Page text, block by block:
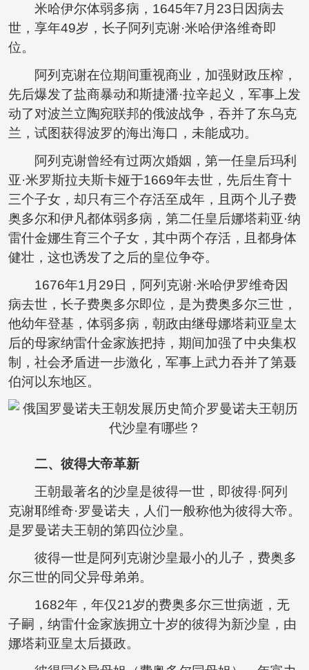
米哈伊尔体弱多病，1645年7月23日因病去
世，享年49岁，长子阿列克谢·米哈伊洛维奇即
位。
阿列克谢在位期间重视商业，加强财政压榨，
先后爆发了盐商暴动和斯捷潘·拉辛起义，军事上发
动了对波兰立陶宛联邦的俄波战争，吞并了东乌克
兰，试图获得波罗的海出海口，未能成功。
阿列克谢曾经有过两次婚姻，第一任皇后玛利
亚·米罗斯拉夫斯卡娅于1669年去世，先后生育十
三个子女，却只有三个存活至成年，且两个儿子费
奥多尔和伊凡都体弱多病，第二任皇后娜塔莉亚·纳
雷什金娜生育三个子女，其中两个存活，且都身体
健壮，这也诱发了之后的皇位争夺。
1676年1月29日，阿列克谢·米哈伊罗维奇因
病去世，长子费奥多尔即位，是为费奥多尔三世，
他幼年登基，体弱多病，朝政由继母娜塔莉亚皇太
后的母家纳雷什金家族把持，期间加强了中央集权
制，社会矛盾进一步激化，军事上武力吞并了第聂
伯河以东地区。
二、彼得大帝革新
王朝最著名的沙皇是彼得一世，即彼得·阿列
克谢耶维奇·罗曼诺夫，人们一般称他为彼得大帝。
是罗曼诺夫王朝的第四位沙皇。
彼得一世是阿列克谢沙皇最小的儿子，费奥多
尔三世的同父异母弟弟。
1682年，年仅21岁的费奥多尔三世病逝，无
子嗣，纳雷什金家族拥立十岁的彼得为新沙皇，由
娜塔莉亚皇太后摄政。